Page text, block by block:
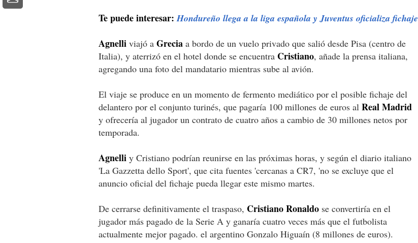
Te puede interesar:Hondureño llega a la liga española y Juventus oficializa fichaje
Agnelli viajó a Grecia a bordo de un vuelo privado que salió desde Pisa (centro de
Italia), y aterrizó en el hotel donde se encuentra Cristiano, añade la prensa italiana,
agregando una foto del mandatario mientras sube al avión.
El viaje se produce en un momento de fermento mediático por el posible fichaje del
delantero por el conjunto turinés, que pagaría 100 millones de euros al Real Madrid
y ofrecería al jugador un contrato de cuatro años a cambio de 30 millones netos por
temporada.
Agnelli y Cristiano podrían reunirse en las próximas horas, y según el diario italiano
'La Gazzetta dello Sport', que cita fuentes 'cercanas a CR7, 'no se excluye que el
anuncio oficial del fichaje pueda llegar este mismo martes.
De cerrarse definitivamente el traspaso, Cristiano Ronaldo se convertiría en el
jugador más pagado de la Serie A y ganaría cuatro veces más que el futbolista
actualmente mejor pagado. el argentino Gonzalo Higuaín (8 millones de euros).